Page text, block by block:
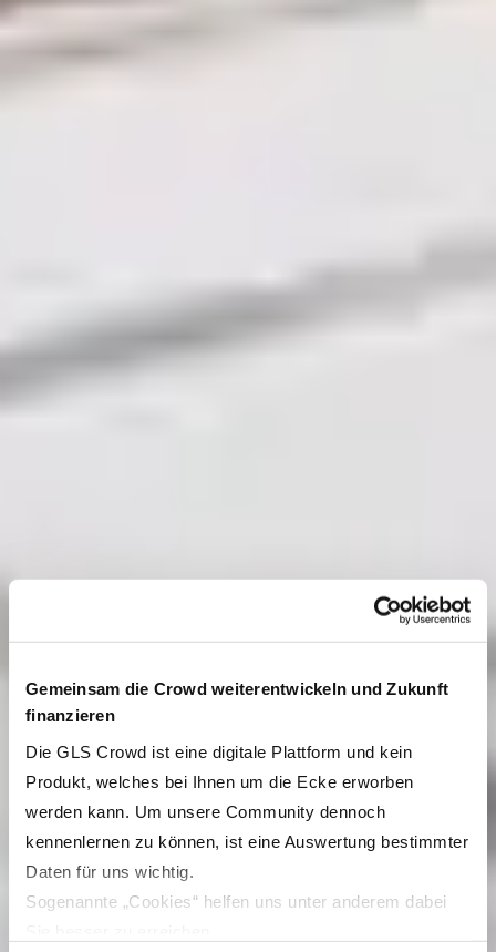
Gemeinsam die Crowd weiterentwickeln und Zukunft
finanzieren
Die GLS Crowd ist eine digitale Plattform und kein
Produkt, welches bei Ihnen um die Ecke erworben
werden kann. Um unsere Community dennoch
kennenlernen zu können, ist eine Auswertung bestimmter
Daten für uns wichtig.
Sogenannte „Cookies“ helfen uns unter anderem dabei